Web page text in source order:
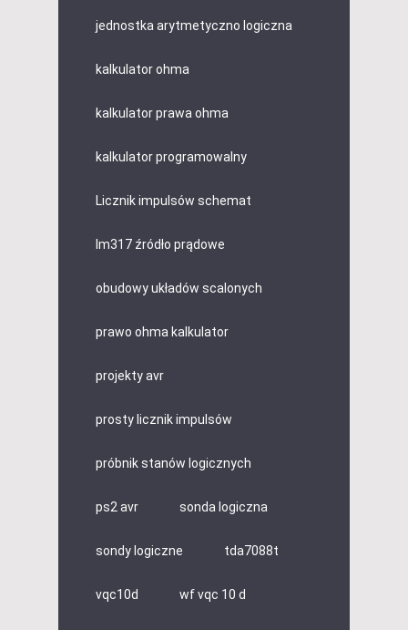
jednostka arytmetyczno logiczna
kalkulator ohma
kalkulator prawa ohma
kalkulator programowalny
Licznik impulsów schemat
lm317 źródło prądowe
obudowy układów scalonych
prawo ohma kalkulator
projekty avr
prosty licznik impulsów
próbnik stanów logicznych
ps2 avr sonda logiczna
sondy logiczne tda7088t
vqc10d wf vqc 10 d